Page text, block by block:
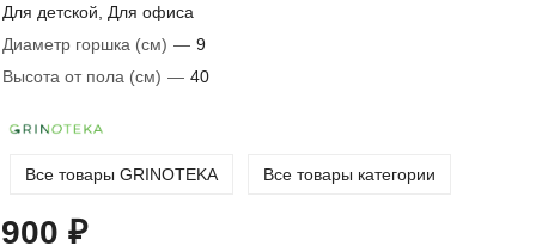
Для детской, Для офиса
Диаметр горшка (см) — 9
Высота от пола (см) — 40
Все товары GRINOTEKA Все товары категории
900 ₽